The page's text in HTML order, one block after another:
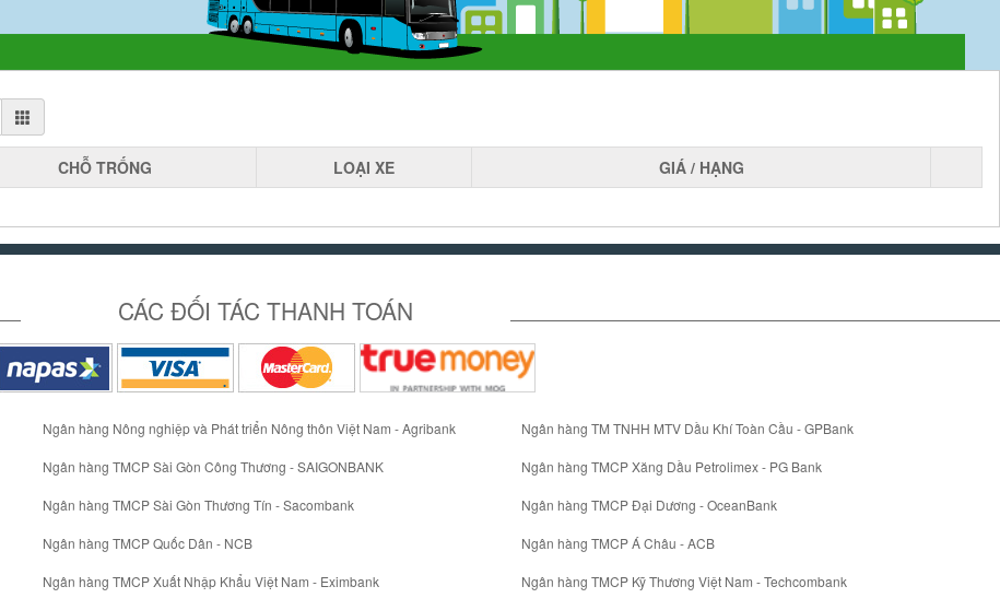
CHỖ TRỐNG LOẠI XE GIÁ / HẠNG
CÁC ĐỐI TÁC THANH TOÁN
Ngân hàng Nông nghiệp và Phát triển Nông thôn Việt Nam - Agribank
Ngân hàng TMCP Sài Gòn Công Thương - SAIGONBANK
Ngân hàng TMCP Sài Gòn Thương Tín - Sacombank
Ngân hàng TMCP Quốc Dân - NCB
Ngân hàng TMCP Xuất Nhập Khẩu Việt Nam - Eximbank
Ngân hàng TM TNHH MTV Dầu Khí Toàn Cầu - GPBank
Ngân hàng TMCP Xăng Dầu Petrolimex - PG Bank
Ngân hàng TMCP Đại Dương - OceanBank
Ngân hàng TMCP Á Châu - ACB
Ngân hàng TMCP Kỹ Thương Việt Nam - Techcombank